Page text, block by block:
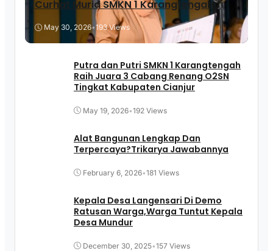
Curhat Murid SMKN 1 Karangtengah
May 30, 2026•193 Views
Putra dan Putri SMKN 1 Karangtengah
Raih Juara 3 Cabang Renang O2SN
Tingkat Kabupaten Cianjur
May 19, 2026•192 Views
Alat Bangunan Lengkap Dan
Terpercaya?Trikarya Jawabannya
February 6, 2026•181 Views
Kepala Desa Langensari Di Demo
Ratusan Warga,Warga Tuntut Kepala
Desa Mundur
December 30, 2025•157 Views